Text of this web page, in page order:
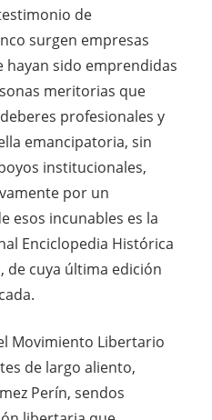
de
surgen empresas
hayan sido emprendidas
meritorias que
profesionales y
emancipatoria, sin
institucionales,
por un
esos incunables es la
Enciclopedia Histórica
de cuya última edición
Movimiento Libertario
de largo aliento,
Perín, sendos